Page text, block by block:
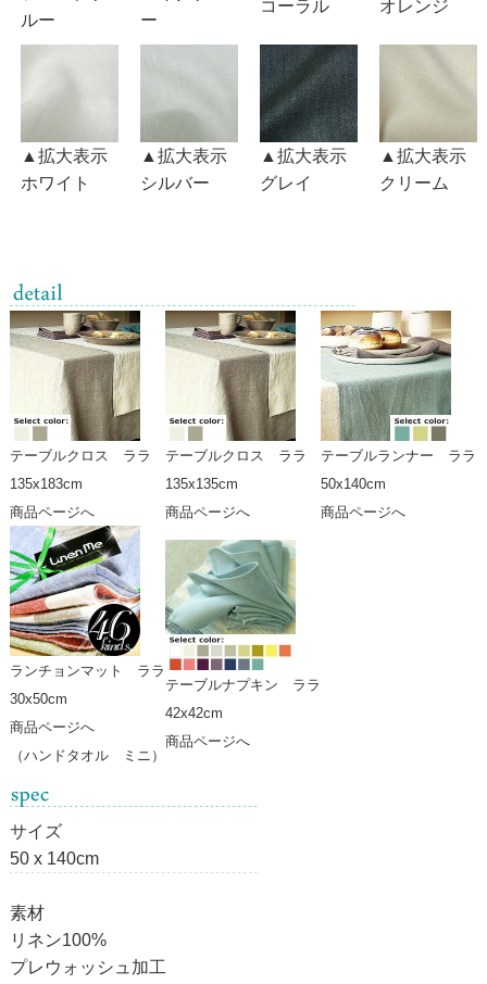
ルー
ー
コーラル
オレンジ
▲拡大表示
ホワイト
▲拡大表示
シルバー
▲拡大表示
グレイ
▲拡大表示
クリーム
テーブルクロス ララ
135x183cm
商品ページへ
テーブルクロス ララ
135x135cm
商品ページへ
テーブルランナー ララ
50x140cm
商品ページへ
ランチョンマット ララ
30x50cm
商品ページへ
（ハンドタオル ミニ）
テーブルナプキン ララ
42x42cm
商品ページへ
サイズ
50 x 140cm
素材
リネン100%
プレウォッシュ加工